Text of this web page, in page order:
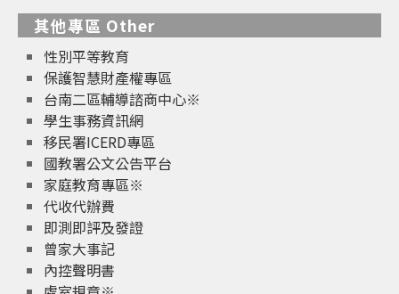
其他專區 Other
性別平等教育
保護智慧財產權專區
台南二區輔導諮商中心※
學生事務資訊網
移民署ICERD專區
國教署公文公告平台
家庭教育專區※
代收代辦費
即測即評及發證
曾家大事記
內控聲明書